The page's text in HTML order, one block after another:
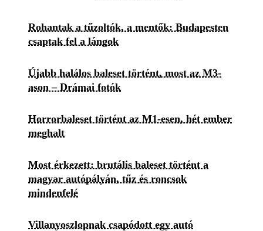
Rohantak a tűzoltók, a mentők: Budapesten
csaptak fel a lángok
Újabb halálos baleset történt, most az M3-
ason – Drámai fotók
Horrorbaleset történt az M1-esen, hét ember
meghalt
Most érkezett: brutális baleset történt a
magyar autópályán, tűz és roncsok
mindenfelé
Villanyoszlopnak csapódott egy autó